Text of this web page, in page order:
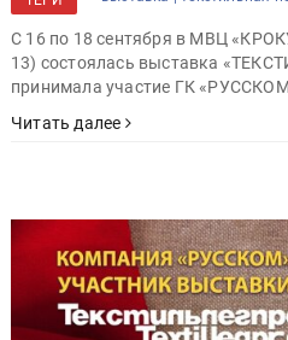
С 16 по 18 сентября в МВЦ
13) состоялась выставка
принимала участие ГК
Читать далее